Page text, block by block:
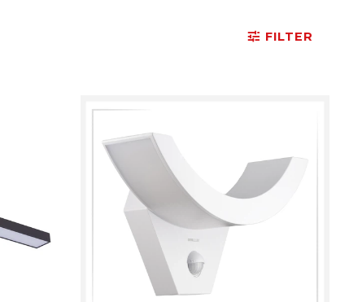
FILTER